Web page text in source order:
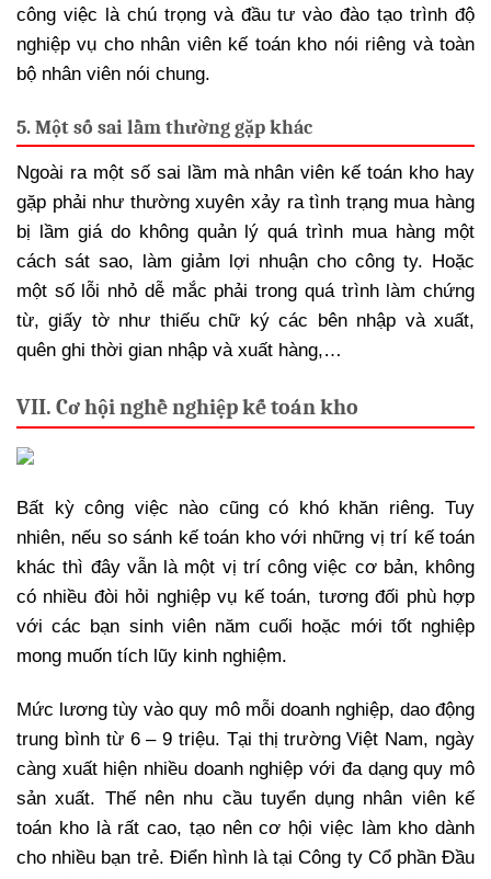
công việc là chú trọng và đầu tư vào đào tạo trình độ
nghiệp vụ cho nhân viên kế toán kho nói riêng và toàn
bộ nhân viên nói chung.
5. Một số sai lầm thường gặp khác
Ngoài ra một số sai lầm mà nhân viên kế toán kho hay
gặp phải như thường xuyên xảy ra tình trạng mua hàng
bị lầm giá do không quản lý quá trình mua hàng một
cách sát sao, làm giảm lợi nhuận cho công ty. Hoặc
một số lỗi nhỏ dễ mắc phải trong quá trình làm chứng
từ, giấy tờ như thiếu chữ ký các bên nhập và xuất,
quên ghi thời gian nhập và xuất hàng,…
VII. Cơ hội nghề nghiệp kế toán kho
Bất kỳ công việc nào cũng có khó khăn riêng. Tuy
nhiên, nếu so sánh kế toán kho với những vị trí kế toán
khác thì đây vẫn là một vị trí công việc cơ bản, không
có nhiều đòi hỏi nghiệp vụ kế toán, tương đối phù hợp
với các bạn sinh viên năm cuối hoặc mới tốt nghiệp
mong muốn tích lũy kinh nghiệm.
Mức lương tùy vào quy mô mỗi doanh nghiệp, dao động
trung bình từ 6 – 9 triệu. Tại thị trường Việt Nam, ngày
càng xuất hiện nhiều doanh nghiệp với đa dạng quy mô
sản xuất. Thế nên nhu cầu tuyển dụng nhân viên kế
toán kho là rất cao, tạo nên cơ hội việc làm kho dành
cho nhiều bạn trẻ. Điển hình là tại Công ty Cổ phần Đầu